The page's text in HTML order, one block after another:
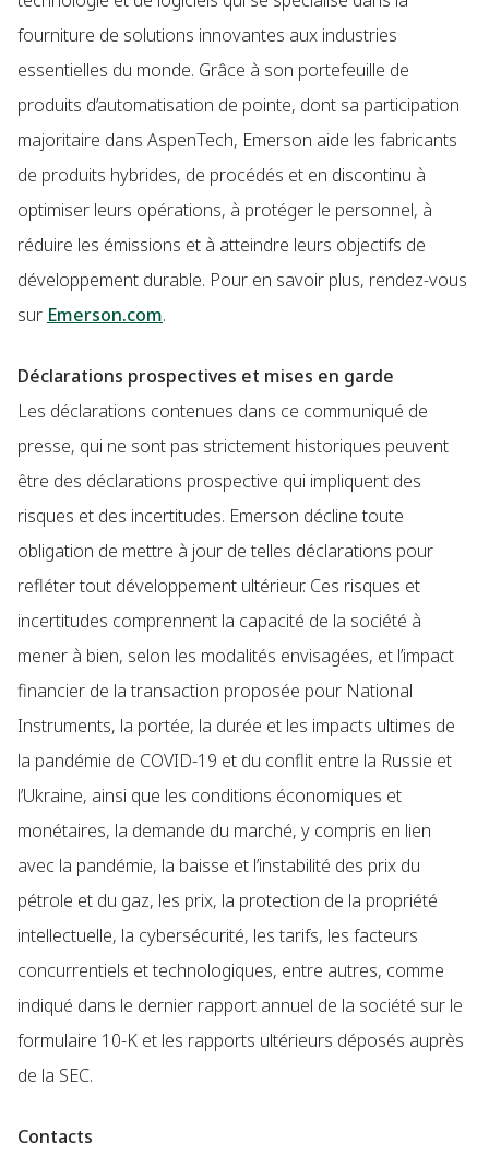
fourniture de solutions innovantes aux industries
essentielles du monde. Grâce à son portefeuille de
produits d’automatisation de pointe, dont sa participation
majoritaire dans AspenTech, Emerson aide les fabricants
de produits hybrides, de procédés et en discontinu à
optimiser leurs opérations, à protéger le personnel, à
réduire les émissions et à atteindre leurs objectifs de
développement durable. Pour en savoir plus, rendez-vous
sur Emerson.com.
Déclarations prospectives et mises en garde
Les déclarations contenues dans ce communiqué de
presse, qui ne sont pas strictement historiques peuvent
être des déclarations prospective qui impliquent des
risques et des incertitudes. Emerson décline toute
obligation de mettre à jour de telles déclarations pour
refléter tout développement ultérieur. Ces risques et
incertitudes comprennent la capacité de la société à
mener à bien, selon les modalités envisagées, et l’impact
financier de la transaction proposée pour National
Instruments, la portée, la durée et les impacts ultimes de
la pandémie de COVID-19 et du conflit entre la Russie et
l’Ukraine, ainsi que les conditions économiques et
monétaires, la demande du marché, y compris en lien
avec la pandémie, la baisse et l’instabilité des prix du
pétrole et du gaz, les prix, la protection de la propriété
intellectuelle, la cybersécurité, les tarifs, les facteurs
concurrentiels et technologiques, entre autres, comme
indiqué dans le dernier rapport annuel de la société sur le
formulaire 10-K et les rapports ultérieurs déposés auprès
de la SEC.
Contacts